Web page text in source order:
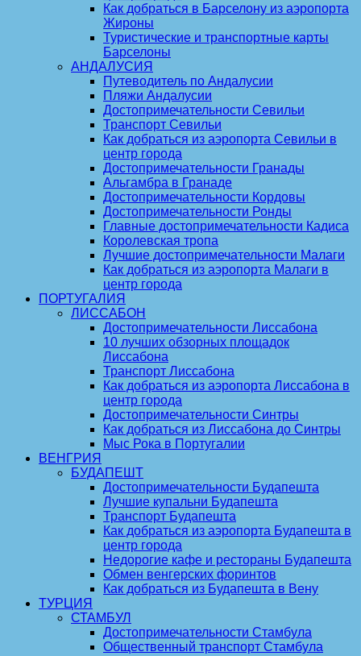
Как добраться в Барселону из аэропорта
Жироны
Туристические и транспортные карты
Барселоны
АНДАЛУСИЯ
Путеводитель по Андалусии
Пляжи Андалусии
Достопримечательности Севильи
Транспорт Севильи
Как добраться из аэропорта Севильи в
центр города
Достопримечательности Гранады
Альгамбра в Гранаде
Достопримечательности Кордовы
Достопримечательности Ронды
Главные достопримечательности Кадиса
Королевская тропа
Лучшие достопримечательности Малаги
Как добраться из аэропорта Малаги в
центр города
ПОРТУГАЛИЯ
ЛИССАБОН
Достопримечательности Лиссабона
10 лучших обзорных площадок
Лиссабона
Транспорт Лиссабона
Как добраться из аэропорта Лиссабона в
центр города
Достопримечательности Синтры
Как добраться из Лиссабона до Синтры
Мыс Рока в Португалии
ВЕНГРИЯ
БУДАПЕШТ
Достопримечательности Будапешта
Лучшие купальни Будапешта
Транспорт Будапешта
Как добраться из аэропорта Будапешта в
центр города
Недорогие кафе и рестораны Будапешта
Обмен венгерских форинтов
Как добраться из Будапешта в Вену
ТУРЦИЯ
СТАМБУЛ
Достопримечательности Стамбула
Общественный транспорт Стамбула